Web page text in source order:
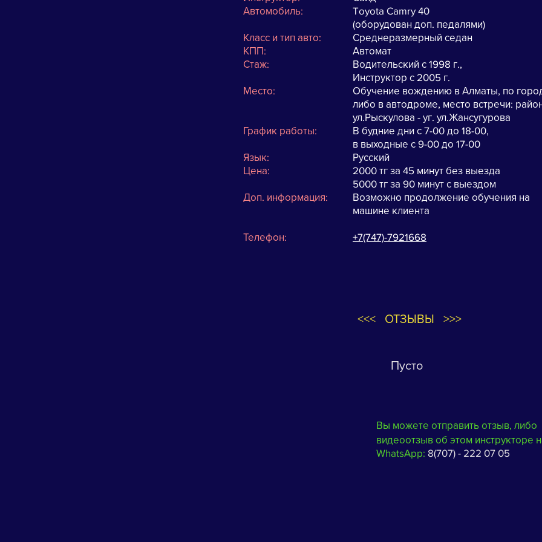
Автомобиль:
Класс и тип авто:
КПП:
Стаж:
Место:
График работы:
Язык:
Цена:
Доп. информация:
Телефон:
Toyota Camry 40
(оборудован доп. педалями)
Среднеразмерный седан
Автомат
Водительский с 1998 г.,
Инструктор с 2005 г.
Обучение вождению в Алматы, по
либо в автодроме, место встречи:
ул.Рыскулова - уг. ул.Жансугурова
В будние дни с 7-00 до 18-00,
в выходные с 9-00 до 17-00
Русский
2000 тг за 45 минут без выезда
5000 тг за 90 минут с выездом
Возможно продолжение обучения на
машине клиента
+7(747)-7921668
<<< ОТЗЫВЫ >>>
Пусто
Вы можете отправить отзыв, либо
видеоотзыв об этом инструкторе
WhatsApp: 8(707) - 222 07 05